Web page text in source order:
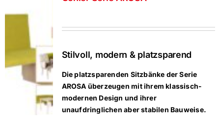
Stilvoll, modern & platzsparend
Die platzsparenden Sitzbänke der Serie
AROSA überzeugen mit ihrem klassisch-
modernen Design und ihrer
unaufdringlichen aber stabilen Bauweise.